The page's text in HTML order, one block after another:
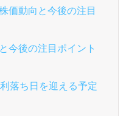
価動向と今後の注目
今後の注目ポイント
落ち日を迎える予定